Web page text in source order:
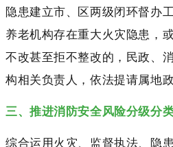
隐患建立市、区两级闭环督办
养老机构存在重大火灾隐患，
不改甚至拒不整改的，民政、
构相关负责人，依法提请属地
三、推进消防安全风险分级分
综合运用火灾、监督执法、隐